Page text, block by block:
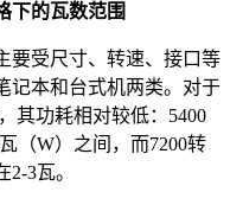
下的瓦数范围
要受尺寸、转速、接口等
记本和台式机两类。对于
其功耗相对较低：5400
（W）之间，而7200转
3瓦。